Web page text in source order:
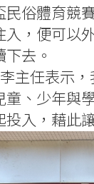
民俗體育競
入，便可以
去。
主任表示
童、少年與
投入，藉此